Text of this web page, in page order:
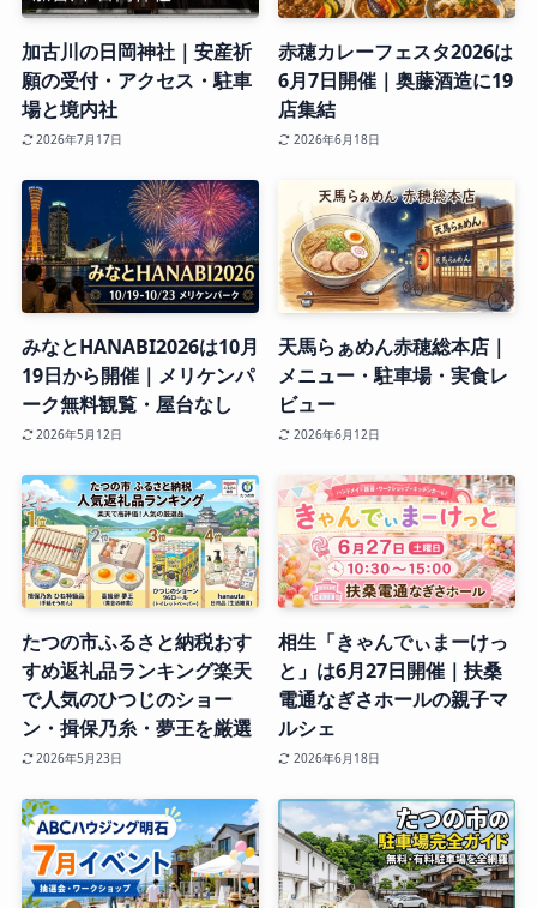
加古川の日岡神社｜安産祈
願の受付・アクセス・駐車
場と境内社
2026年7月17日
赤穂カレーフェスタ2026は
6月7日開催｜奥藤酒造に19
店集結
2026年6月18日
みなとHANABI2026は10月
19日から開催｜メリケンパ
ーク無料観覧・屋台なし
2026年5月12日
天馬らぁめん赤穂総本店｜
メニュー・駐車場・実食レ
ビュー
2026年6月12日
たつの市ふるさと納税おす
すめ返礼品ランキング楽天
で人気のひつじのショー
ン・揖保乃糸・夢王を厳選
2026年5月23日
相生「きゃんでぃまーけっ
と」は6月27日開催｜扶桑
電通なぎさホールの親子マ
ルシェ
2026年6月18日